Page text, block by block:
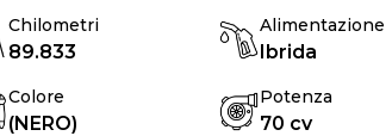
Chilometri
89.833
Alimentazione
Ibrida
Colore
(NERO)
Potenza
70 cv